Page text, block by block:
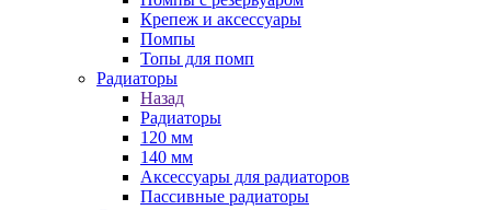
Крепеж и аксессуары
Помпы
Топы для помп
Радиаторы
Назад
Радиаторы
120 мм
140 мм
Аксессуары для радиаторов
Пассивные радиаторы